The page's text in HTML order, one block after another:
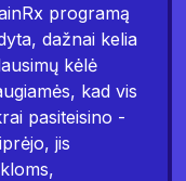
programą
dažnai kelia
kėlė
kad vis
pasiteisino -
jis